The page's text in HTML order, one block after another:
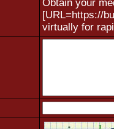
Obtain your
[URL=https://
virtually for